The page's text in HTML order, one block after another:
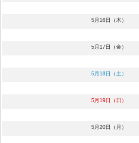
5月16日（木）
5月17日（金）
5月18日（土）
5月19日（日）
5月20日（月）